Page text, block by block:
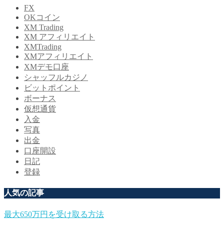
FX
OKコイン
XM Trading
XM アフィリエイト
XMTrading
XMアフィリエイト
XMデモ口座
シャッフルカジノ
ビットポイント
ボーナス
仮想通貨
入金
写真
出金
口座開設
日記
登録
人気の記事
最大650万円を受け取る方法